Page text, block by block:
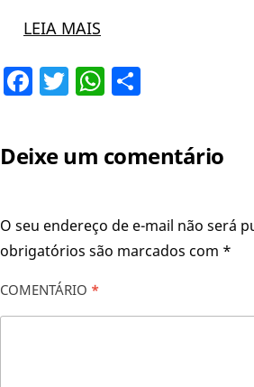
LEIA MAIS
Facebook
TwitterWhatsApp
Deixe um comentário
O seu endereço de e-mail não será
obrigatórios são marcados com *
COMENTÁRIO *